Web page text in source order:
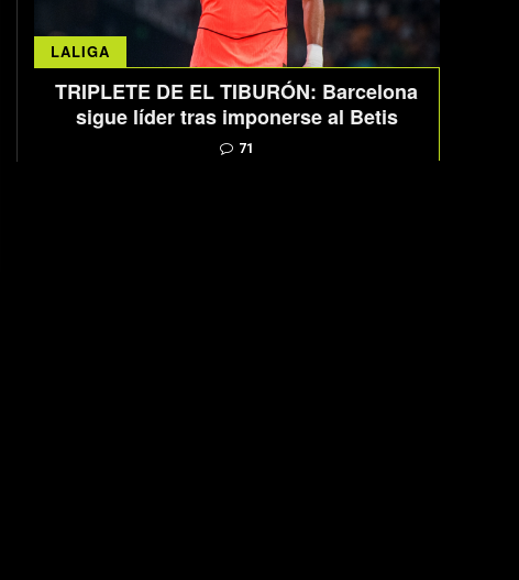
LALIGA
TRIPLETE DE EL TIBURÓN: Barcelona
sigue líder tras imponerse al Betis
71